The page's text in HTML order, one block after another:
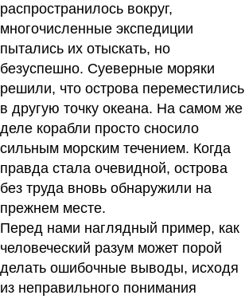
распространилось вокруг,
многочисленные экспедиции
пытались их отыскать, но
безуспешно. Суеверные моряки
решили, что острова переместились
в другую точку океана. На самом же
деле корабли просто сносило
сильным морским течением. Когда
правда стала очевидной, острова
без труда вновь обнаружили на
прежнем месте.
Перед нами наглядный пример, как
человеческий разум может порой
делать ошибочные выводы, исходя
из неправильного понимания